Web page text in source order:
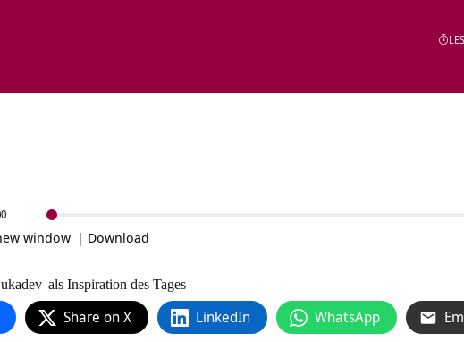
window | Download
als Inspiration des Tages
Share on X LinkedIn WhatsApp